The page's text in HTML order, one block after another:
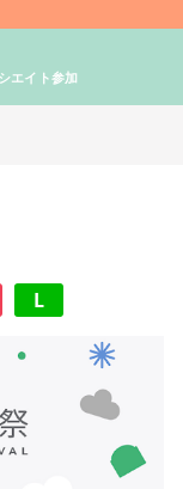
エイト参加
L